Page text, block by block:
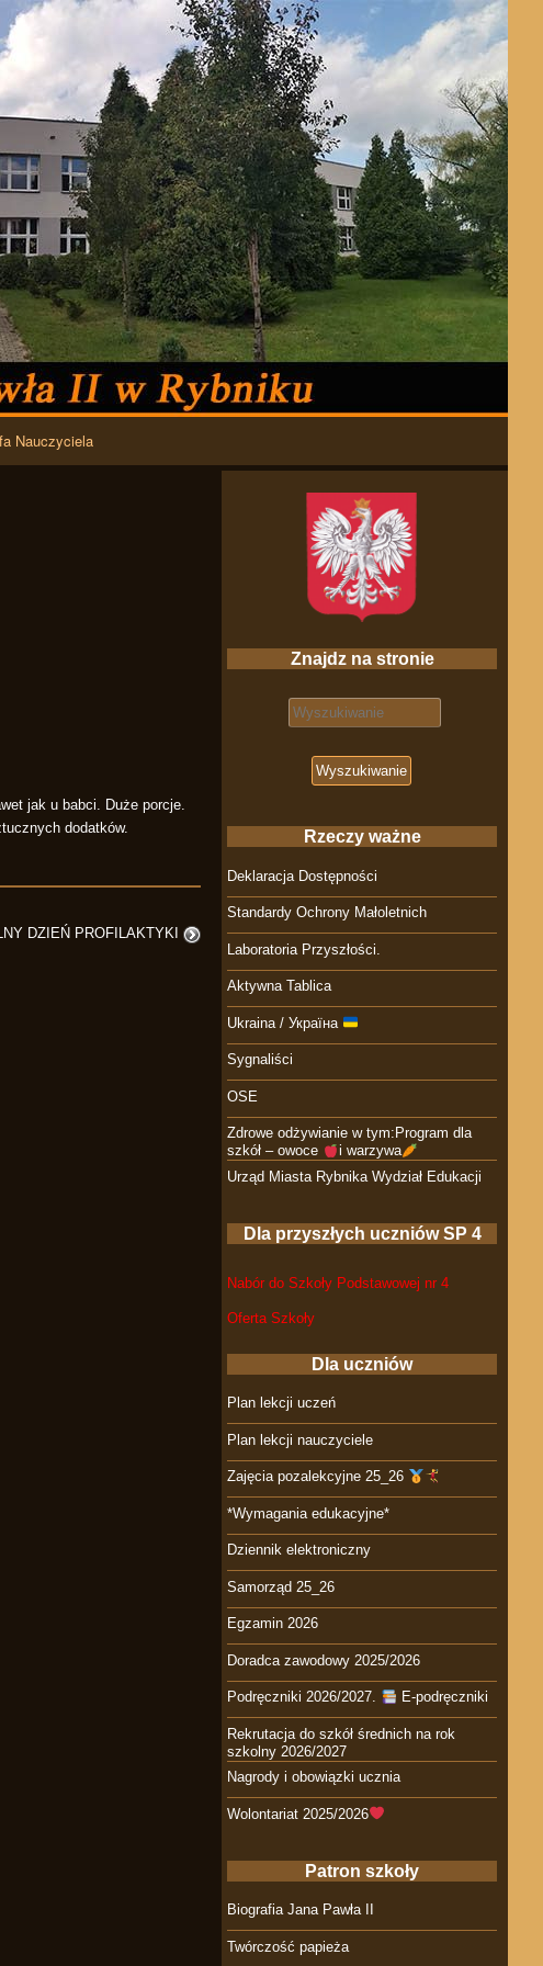
Nauczyciela
jak u babci. Duże porcje.
dodatków.
DZIEŃ PROFILAKTYKI
Znajdz na stronie
Search for:
Rzeczy ważne
Deklaracja Dostępności
Standardy Ochrony Małoletnich
Laboratoria Przyszłości.
Aktywna Tablica
Ukraina / Україна
Sygnaliści
OSE
Zdrowe odżywianie w tym:Program dla
szkół – owoce
i warzywa
Urząd Miasta Rybnika Wydział Edukacji
Dla przyszłych uczniów SP 4
Nabór do Szkoły Podstawowej nr 4
Oferta Szkoły
Dla uczniów
Plan lekcji uczeń
Plan lekcji nauczyciele
Zajęcia pozalekcyjne 25_26
*Wymagania edukacyjne*
Dziennik elektroniczny
Samorząd 25_26
Egzamin 2026
Doradca zawodowy 2025/2026
Podręczniki 2026/2027. E-podręczniki
Rekrutacja do szkół średnich na rok
szkolny 2026/2027
Nagrody i obowiązki ucznia
Wolontariat 2025/2026
Patron szkoły
Biografia Jana Pawła II
Twórczość papieża